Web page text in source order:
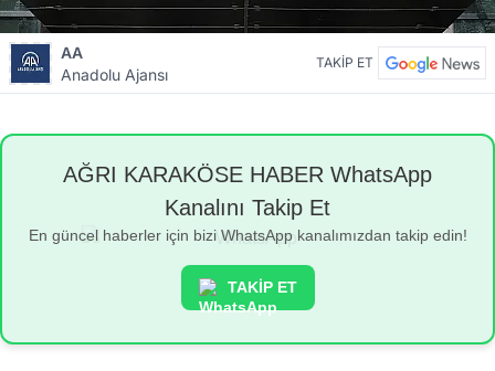
AA
Anadolu Ajansı
TAKİP ET
AĞRI KARAKÖSE HABER WhatsApp
Kanalını Takip Et
En güncel haberler için bizi WhatsApp kanalımızdan takip edin!
TAKİP ET